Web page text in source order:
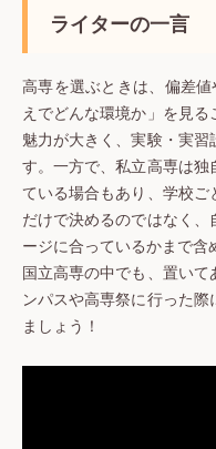
ライターの一言
高専を選ぶときは、偏差
えでどんな環境か」を見
魅力が大きく、実験・実
す。一方で、私立高専は
ている場合もあり、学校
だけで決めるのではなく
ージに合っているかまで含
国立高専の中でも、置い
ンパスや高専祭に行った
ましょう！